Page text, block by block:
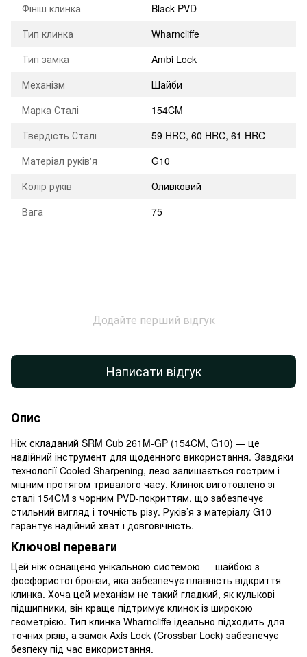
Фініш клинка
Black PVD
Тип клинка
Wharncliffe
Тип замка
Ambi Lock
Механізм
Шайби
Марка Сталі
154CM
Твердість Сталі
59 HRC, 60 HRC, 61 HRC
Матеріал руків'я
G10
Колір руків
Оливковий
Вага
75
Додайте перший відгук
Написати відгук
Опис
Ніж складаний SRM Cub 261M-GP (154CM, G10) — це
надійний інструмент для щоденного використання. Завдяки
технології Cooled Sharpening, лезо залишається гострим і
міцним протягом тривалого часу. Клинок виготовлено зі
сталі 154CM з чорним PVD-покриттям, що забезпечує
стильний вигляд і точність різу. Руків’я з матеріалу G10
гарантує надійний хват і довговічність.
Ключові переваги
Цей ніж оснащено унікальною системою — шайбою з
фосфористої бронзи, яка забезпечує плавність відкриття
клинка. Хоча цей механізм не такий гладкий, як кулькові
підшипники, він краще підтримує клинок із широкою
геометрією. Тип клинка Wharncliffe ідеально підходить для
точних різів, а замок Axis Lock (Crossbar Lock) забезпечує
безпеку під час використання.